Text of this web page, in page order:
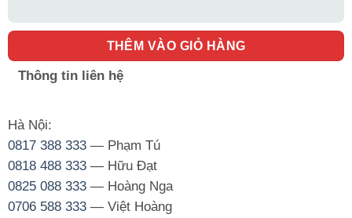
THÊM VÀO GIỎ HÀNG
Thông tin liên hệ
Hà Nội:
0817 388 333— Phạm Tú
0818 488 333— Hữu Đạt
0825 088 333— Hoàng Nga
0706 588 333— Việt Hoàng